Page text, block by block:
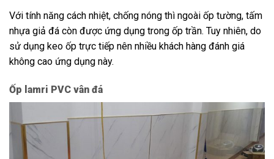
Với tính năng cách nhiệt, chống nóng thì ngoài ốp tường, tấm
nhựa giả đá còn được ứng dụng trong ốp trần. Tuy nhiên, do
sử dụng keo ốp trực tiếp nên nhiều khách hàng đánh giá
không cao ứng dụng này.
Ốp lamri PVC vân đá